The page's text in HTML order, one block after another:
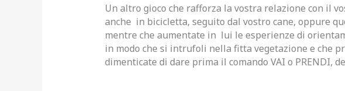
Un altro gioco che rafforza la vostra relazione con il
anche in bicicletta, seguito dal vostro cane, oppure
mentre che aumentate in lui le esperienze di
in modo che si intrufoli nella fitta vegetazione e che
dimenticate di dare prima il comando VAI o PRENDI,